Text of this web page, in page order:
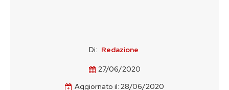
Di: Redazione
27/06/2020
Aggiornato il: 28/06/2020